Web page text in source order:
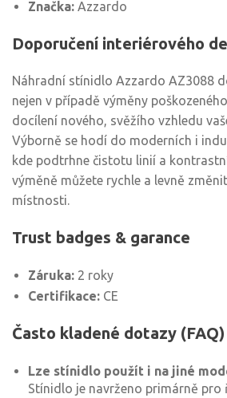
Značka: Azzardo
Doporučení interiérového
Náhradní stínidlo Azzardo AZ3088
nejen v případě výměny
docílení nového, svěžího vzhledu
Výborně se hodí do moderních i
kde podtrhne čistotu linií a
výměně můžete rychle a levně
místnosti.
Trust badges & garance
Záruka: 2 roky
Certifikace: CE
Často kladené dotazy (FAQ)
Lze stínidlo použít i na jiné
Stínidlo je navrženo primárně pro